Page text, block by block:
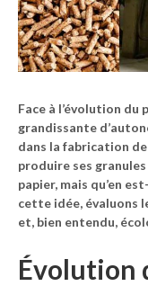
Face à l’évolution
grandissante
dans la fabrication
produire ses
papier, mais qu’en
cette idée, évaluons
et, bien entendu,
Évolution